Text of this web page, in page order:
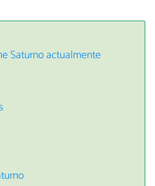
Saturno actualmente